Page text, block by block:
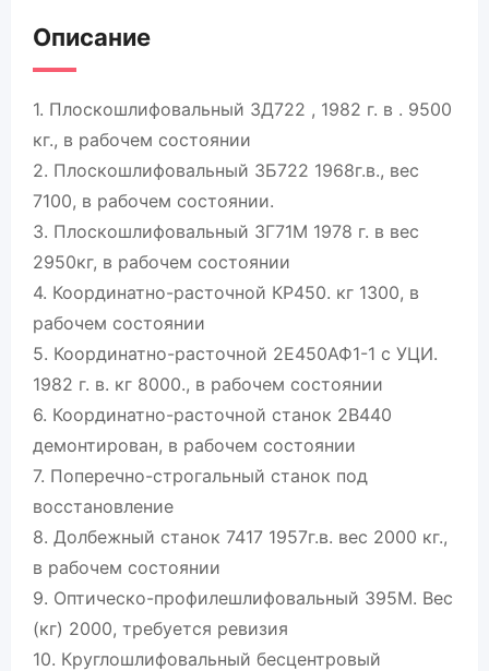
Описание
1. Плоскошлифовальный 3Д722 , 1982 г. в . 9500
кг., в рабочем состоянии
2. Плоскошлифовальный 3Б722 1968г.в., вес
7100, в рабочем состоянии.
3. Плоскошлифовальный 3Г71М 1978 г. в вес
2950кг, в рабочем состоянии
4. Координатно-расточной КР450. кг 1300, в
рабочем состоянии
5. Координатно-расточной 2Е450АФ1-1 с УЦИ.
1982 г. в. кг 8000., в рабочем состоянии
6. Координатно-расточной станок 2В440
демонтирован, в рабочем состоянии
7. Поперечно-строгальный станок под
восстановление
8. Долбежный станок 7417 1957г.в. вес 2000 кг.,
в рабочем состоянии
9. Оптическо-профилешлифовальный 395М. Вес
(кг) 2000, требуется ревизия
10. Круглошлифовальный бесцентровый